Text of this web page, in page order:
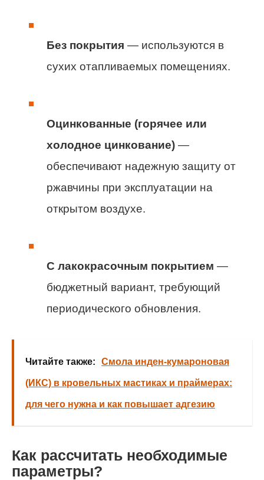
Без покрытия — используются в
сухих отапливаемых помещениях.
Оцинкованные (горячее или
холодное цинкование) —
обеспечивают надежную защиту от
ржавчины при эксплуатации на
открытом воздухе.
С лакокрасочным покрытием —
бюджетный вариант, требующий
периодического обновления.
Читайте также: Смола инден-кумароновая
(ИКС) в кровельных мастиках и праймерах:
для чего нужна и как повышает адгезию
Как рассчитать необходимые
параметры?